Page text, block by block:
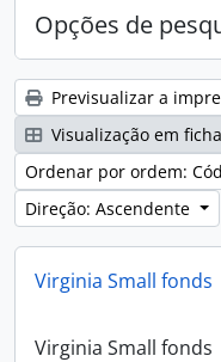
Opções de
Previsualizar a
Visualização em ficha
Ordenar por ordem:
Direção: Ascendente
Virginia Small fonds
Virginia Small fonds